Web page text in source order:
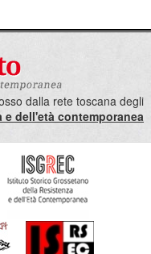
dalla rete toscana degli
dell'età contemporanea